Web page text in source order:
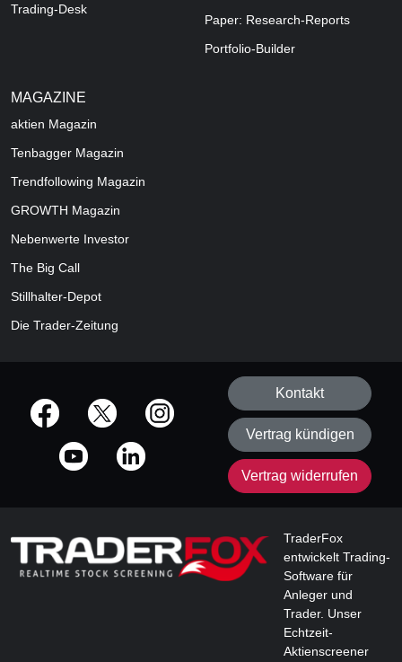
Trading-Desk
Paper: Research-Reports
Portfolio-Builder
MAGAZINE
aktien Magazin
Tenbagger Magazin
Trendfollowing Magazin
GROWTH Magazin
Nebenwerte Investor
The Big Call
Stillhalter-Depot
Die Trader-Zeitung
offizielle Social Media-Accounts
Kontakt
Vertrag kündigen
Vertrag widerrufen
TraderFox
entwickelt Trading-
Software für
Anleger und
Trader. Unser
Echtzeit-
Aktienscreener